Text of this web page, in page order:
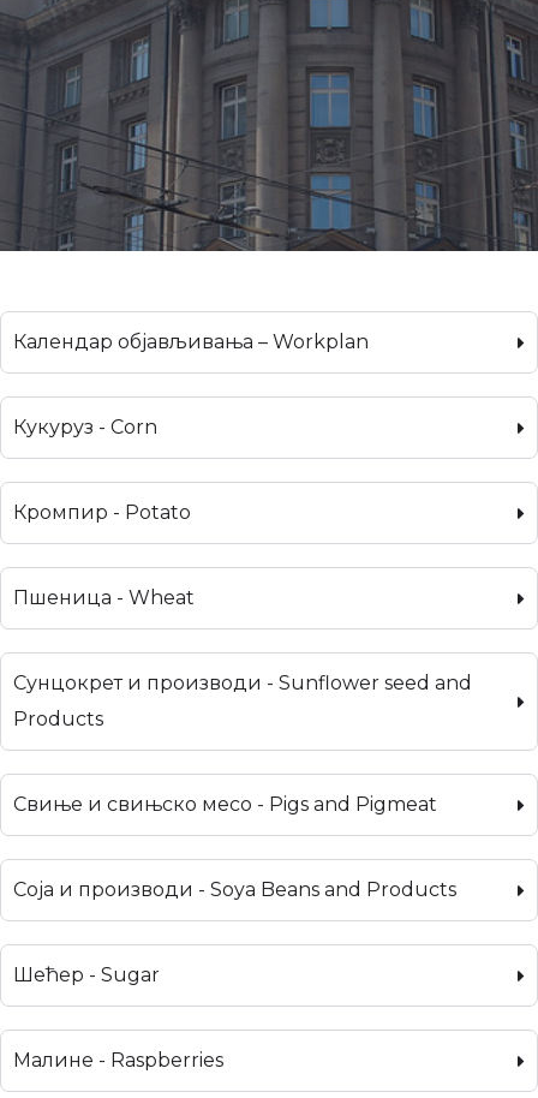
Календар објављивања – Workplan
Кукуруз - Corn
Кромпир - Potato
Пшеница - Wheat
Сунцокрет и производи - Sunflower seed and
Products
Свиње и свињско месо - Pigs and Pigmeat
Соја и производи - Soya Beans and Products
Шећер - Sugar
Малине - Raspberries